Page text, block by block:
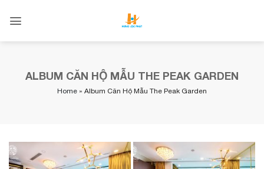
ALBUM CĂN HỘ MẪU THE PEAK GARDEN
Home » Album Căn Hộ Mẫu The Peak Garden